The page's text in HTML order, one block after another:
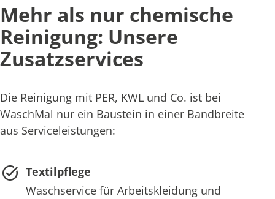
Mehr als nur chemische
Reinigung: Unsere
Zusatzservices
Die Reinigung mit PER, KWL und Co. ist bei
WaschMal nur ein Baustein in einer Bandbreite
aus Serviceleistungen:
Textilpflege
Waschservice für Arbeitskleidung und